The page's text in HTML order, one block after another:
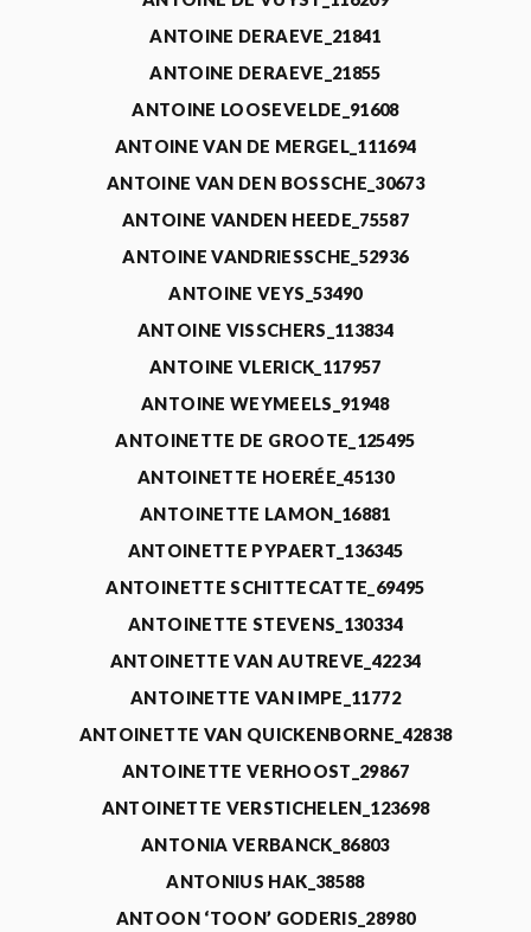
ANTOINE DERAEVE_21841
ANTOINE DERAEVE_21855
ANTOINE LOOSEVELDE_91608
ANTOINE VAN DE MERGEL_111694
ANTOINE VAN DEN BOSSCHE_30673
ANTOINE VANDEN HEEDE_75587
ANTOINE VANDRIESSCHE_52936
ANTOINE VEYS_53490
ANTOINE VISSCHERS_113834
ANTOINE VLERICK_117957
ANTOINE WEYMEELS_91948
ANTOINETTE DE GROOTE_125495
ANTOINETTE HOERÉE_45130
ANTOINETTE LAMON_16881
ANTOINETTE PYPAERT_136345
ANTOINETTE SCHITTECATTE_69495
ANTOINETTE STEVENS_130334
ANTOINETTE VAN AUTREVE_42234
ANTOINETTE VAN IMPE_11772
ANTOINETTE VAN QUICKENBORNE_42838
ANTOINETTE VERHOOST_29867
ANTOINETTE VERSTICHELEN_123698
ANTONIA VERBANCK_86803
ANTONIUS HAK_38588
ANTOON ‘TOON’ GODERIS_28980